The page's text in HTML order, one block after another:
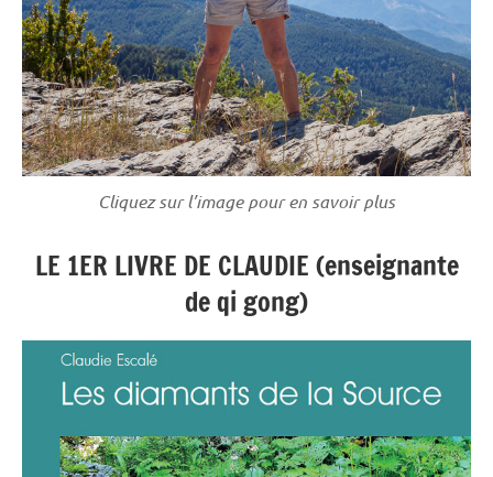
Cliquez sur l’image pour en savoir plus
LE 1ER LIVRE DE CLAUDIE (enseignante
de qi gong)